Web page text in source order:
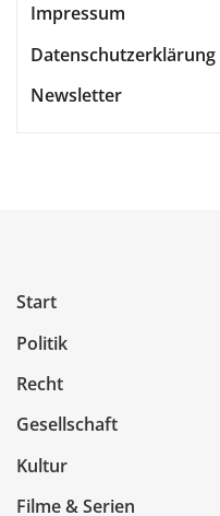
Impressum
Datenschutzerklärung
Newsletter
Start
Politik
Recht
Gesellschaft
Kultur
Filme & Serien